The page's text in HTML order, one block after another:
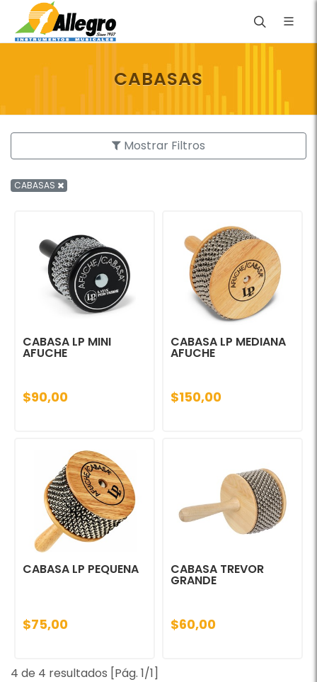
CABASAS
Mostrar Filtros
CABASAS
CABASA LP MINI
AFUCHE
$90,00
CABASA LP MEDIANA
AFUCHE
$150,00
CABASA LP PEQUENA
$75,00
CABASA TREVOR
GRANDE
$60,00
4 de 4 resultados [Pág. 1/1]